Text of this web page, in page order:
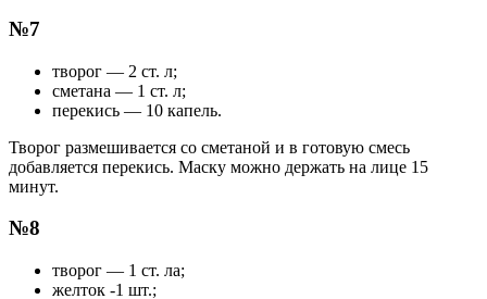
№7
творог — 2 ст. л;
сметана — 1 ст. л;
перекись — 10 капель.
Творог размешивается со сметаной и в готовую смесь
добавляется перекись. Маску можно держать на лице 15
минут.
№8
творог — 1 ст. ла;
желток -1 шт.;